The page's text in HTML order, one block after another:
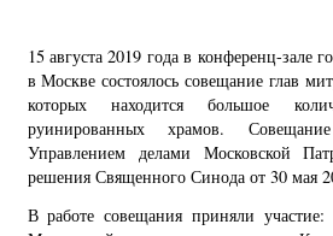
15 августа 2019 года в конференц-зале
в Москве состоялось совещание глав
которых находится большое
руинированных храмов.
Управлением делами Московской
решения Священного Синода от 30 мая
В работе совещания приняли